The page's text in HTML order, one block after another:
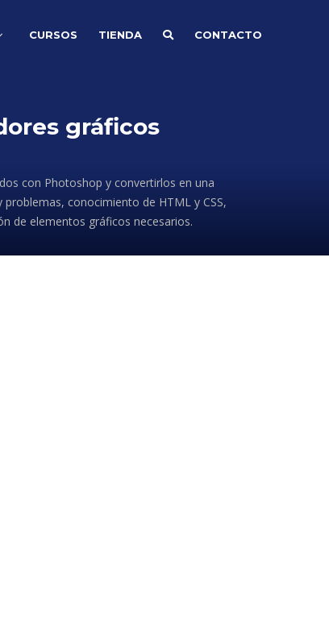
CURSOS TIENDA CONTACTO
gráficos
con Photoshop y convertirlos en una
conocimiento de HTML y CSS,
de elementos gráficos necesarios.